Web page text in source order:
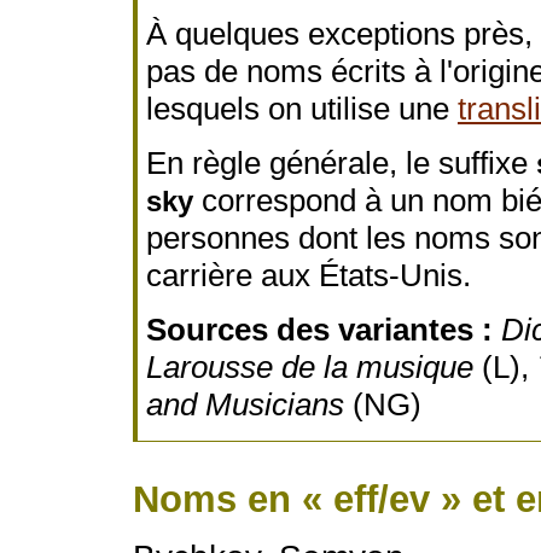
À quelques exceptions
pas de noms écrits à
lesquels on utilise une
En règle générale, le suffixe
skycorrespond à un nom
personnes dont les noms
carrière aux États-Unis.
Sources des variantes :
Larousse de la musique(L),
and Musicians(NG)
Noms en « eff/ev » et